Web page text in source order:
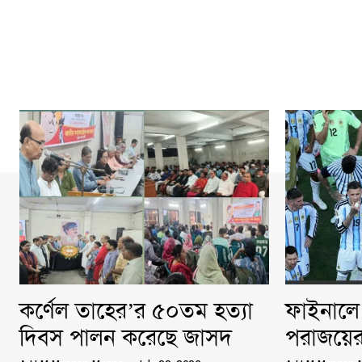
কর্ণেল তাহের’র ৫০তম হত্যা
দিবস পালন করেছে জাসদ